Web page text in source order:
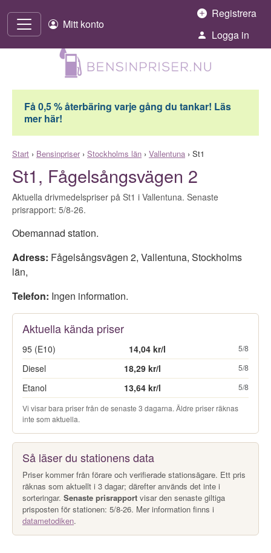
Mitt konto
Registrera
Logga in
Få 0,5 % återbäring varje gång du tankar! Läs
mer här!
Start › Bensinpriser› Stockholms län › Vallentuna › St1
St1, Fågelsångsvägen 2
Aktuella drivmedelspriser på St1 i Vallentuna. Senaste
prisrapport: 5/8-26.
Obemannad station.
Adress: Fågelsångsvägen 2, Vallentuna, Stockholms
län,
Telefon: Ingen information.
Aktuella kända priser
95 (E10) 14,04 kr/l 5/8
Diesel 18,29 kr/l 5/8
Etanol 13,64 kr/l 5/8
Vi visar bara priser från de senaste 3 dagarna. Äldre priser räknas
inte som aktuella.
Så läser du stationens data
Priser kommer från förare och verifierade stationsägare. Ett pris
räknas som aktuellt i 3 dagar; därefter används det inte i
sorteringar. Senaste prisrapport visar den senaste giltiga
prisposten för stationen: 5/8-26. Mer information finns i
datametodiken.